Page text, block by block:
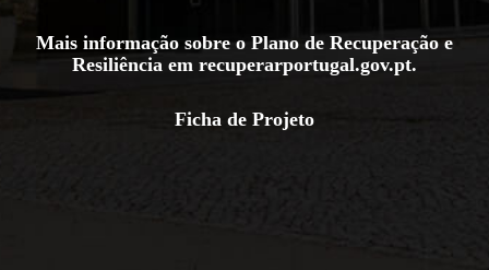
Mais informação sobre o Plano de Recuperação e
Resiliência em recuperarportugal.gov.pt.
Ficha de Projeto